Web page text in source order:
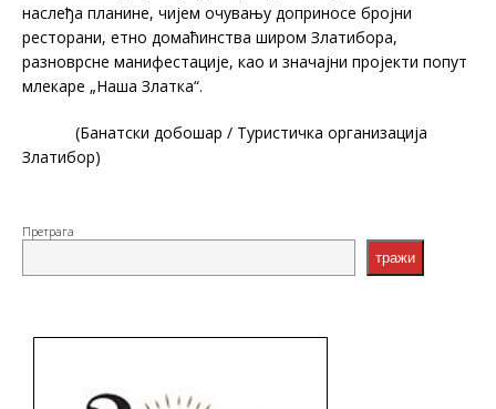
наслеђа планине, чијем очувању доприносе бројни
ресторани, етно домаћинства широм Златибора,
разноврсне манифестације, као и значајни пројекти попут
млекаре „Наша Златка“.
(Банатски добошар / Туристичка организација
Златибор)
Претрага
тражи